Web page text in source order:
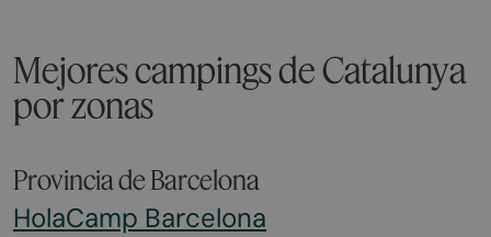
Mejores campings de Catalunya
por zonas
Provincia de Barcelona
HolaCamp Barcelona